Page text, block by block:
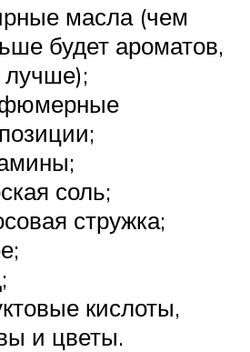
масла (чем
будет ароматов,
соль;
стружка;
кислоты,
и цветы.